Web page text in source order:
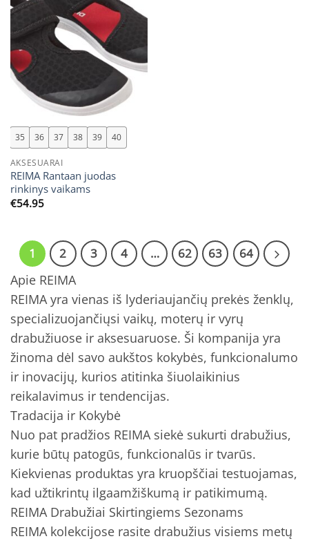
35 36 37 38 39 40
AKSESUARAI
REIMA Rantaan juodas
rinkinys vaikams
€54.95
1 2 3 4 … 62 63 64
Apie REIMA
REIMA yra vienas iš lyderiaujančių prekės ženklų,
specializuojančiųsi vaikų, moterų ir vyrų
drabužiuose ir aksesuaruose. Ši kompanija yra
žinoma dėl savo aukštos kokybės, funkcionalumo
ir inovacijų, kurios atitinka šiuolaikinius
reikalavimus ir tendencijas.
Tradacija ir Kokybė
Nuo pat pradžios REIMA siekė sukurti drabužius,
kurie būtų patogūs, funkcionalūs ir tvarūs.
Kiekvienas produktas yra kruopščiai testuojamas,
kad užtikrintų ilgaamžiškumą ir patikimumą.
REIMA Drabužiai Skirtingiems Sezonams
REIMA kolekcijose rasite drabužius visiems metų